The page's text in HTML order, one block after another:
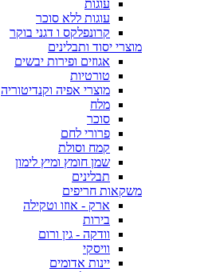
עוגות
עוגות ללא סוכר
קרונפלקס ו דגני בוקר
מוצרי יסוד ותבלינים
אגוזים ופירות יבשים
טורטיות
מוצרי אפיה וקנדיטוריה
מלח
סוכר
פרורי לחם
קמח וסולת
שמן חומץ ומיץ לימון
תבלינים
משקאות חריפים
ארק - אוזו וטקילה
בירות
וודקה - גין ורום
וויסקי
יינות אדומים